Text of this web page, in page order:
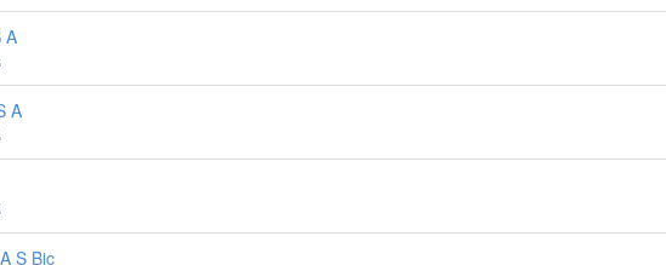
A
A
S Bic